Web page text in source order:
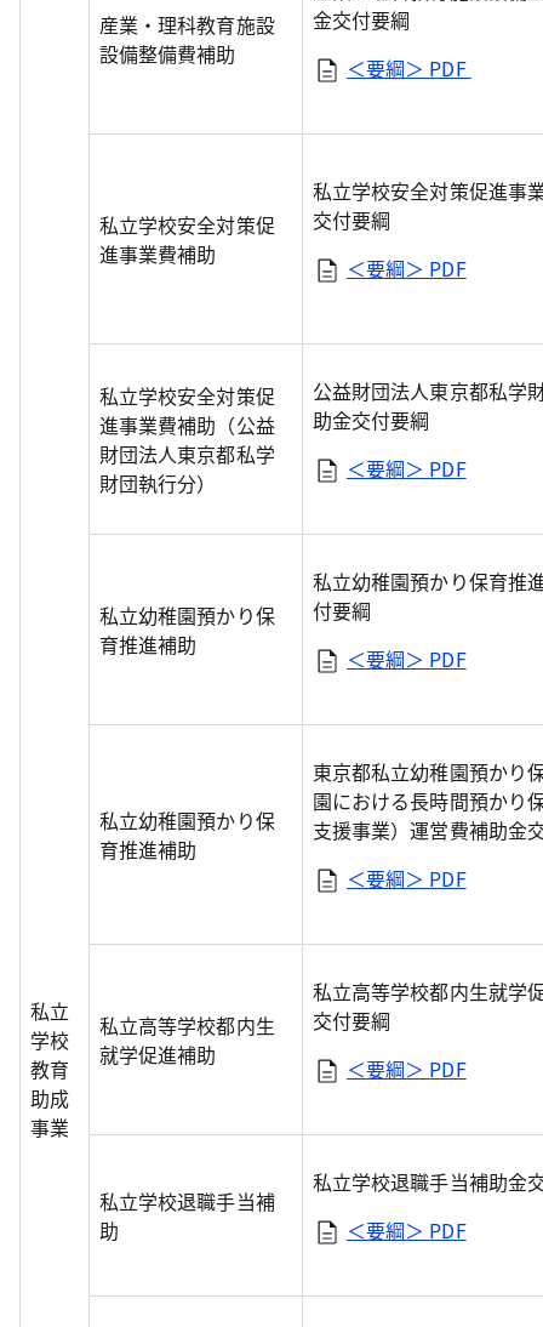
私立
学校
教育
助成
事業
産業・理科教育施設
設備整備費補助
金交付要綱
＜要綱＞ PDF
私立学校安全対策促
進事業費補助
私立学校安全対策促進事
交付要綱
＜要綱＞ PDF
私立学校安全対策促
進事業費補助（公益
財団法人東京都私学
財団執行分）
公益財団法人東京都私学
助金交付要綱
＜要綱＞ PDF
私立幼稚園預かり保
育推進補助
私立幼稚園預かり保育推
付要綱
＜要綱＞ PDF
私立幼稚園預かり保
育推進補助
東京都私立幼稚園預かり
園における長時間預かり
支援事業）運営費補助金
＜要綱＞ PDF
私立高等学校都内生
就学促進補助
私立高等学校都内生就学
交付要綱
＜要綱＞ PDF
私立学校退職手当補
助
私立学校退職手当補助金
＜要綱＞ PDF